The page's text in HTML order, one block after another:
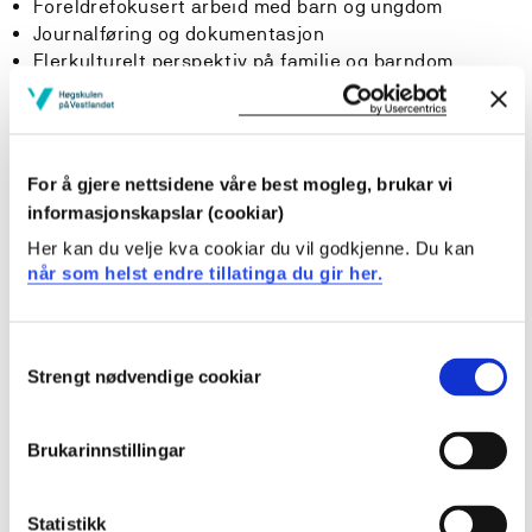
For å gjere nettsidene våre best mogleg, brukar vi
informasjonskapslar (cookiar)
Her kan du velje kva cookiar du vil godkjenne. Du kan
når som helst endre tillatinga du gir her.
Selection
Strengt nødvendige cookiar
Brukarinnstillingar
Statistikk
Foreldrefokusert arbeid med barn og ungdom
Journalføring og dokumentasjon
Flerkulturelt perspektiv på familie og barndom
Barnevaksinasjonsprogrammet og de enkelte
sykdommene vi vaksinerer mot
sette intracutan injeksjon
Modeller og metoder for atferdsendring
Individ- og systemrettet arbeid
Miljørettet helsevern
Seksuell utvikling og seksualitet
En student med fullført emne skal ha følgende totale
generell kompetanse: